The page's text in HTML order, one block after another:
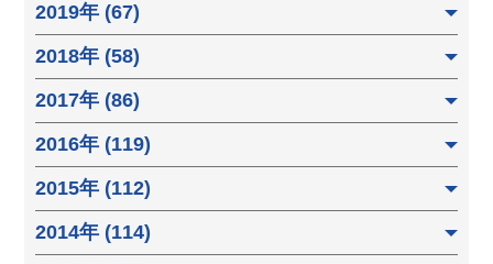
2019年 (67)
2018年 (58)
2017年 (86)
2016年 (119)
2015年 (112)
2014年 (114)